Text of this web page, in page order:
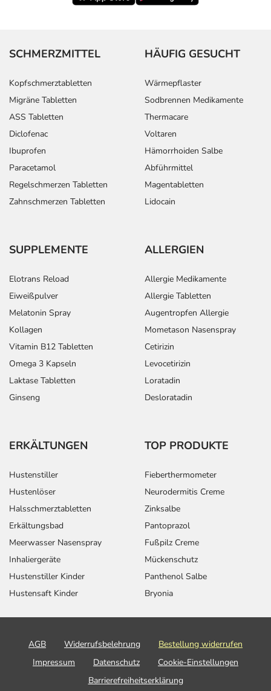
SCHMERZMITTEL
Kopfschmerztabletten
Migräne Tabletten
ASS Tabletten
Diclofenac
Ibuprofen
Paracetamol
Regelschmerzen Tabletten
Zahnschmerzen Tabletten
HÄUFIG GESUCHT
Wärmepflaster
Sodbrennen Medikamente
Thermacare
Voltaren
Hämorrhoiden Salbe
Abführmittel
Magentabletten
Lidocain
SUPPLEMENTE
Elotrans Reload
Eiweißpulver
Melatonin Spray
Kollagen
Vitamin B12 Tabletten
Omega 3 Kapseln
Laktase Tabletten
Ginseng
ALLERGIEN
Allergie Medikamente
Allergie Tabletten
Augentropfen Allergie
Mometason Nasenspray
Cetirizin
Levocetirizin
Loratadin
Desloratadin
ERKÄLTUNGEN
Hustenstiller
Hustenlöser
Halsschmerztabletten
Erkältungsbad
Meerwasser Nasenspray
Inhaliergeräte
Hustenstiller Kinder
Hustensaft Kinder
TOP PRODUKTE
Fieberthermometer
Neurodermitis Creme
Zinksalbe
Pantoprazol
Fußpilz Creme
Mückenschutz
Panthenol Salbe
Bryonia
AGB Widerrufsbelehrung
Bestellung widerrufen
Impressum
Datenschutz
Cookie-Einstellungen
Barrierefreiheitserklärung